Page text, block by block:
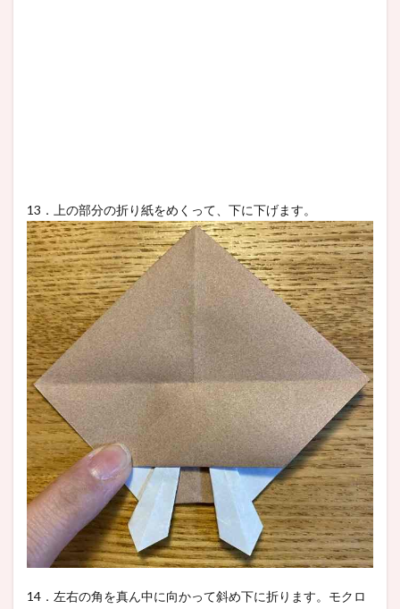
13．上の部分の折り紙をめくって、下に下げます。
14．左右の角を真ん中に向かって斜め下に折ります。モクロ